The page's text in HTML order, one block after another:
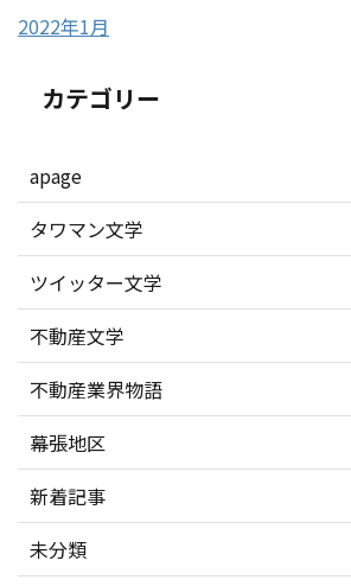
2022年1月
カテゴリー
apage
タワマン文学
ツイッター文学
不動産文学
不動産業界物語
幕張地区
新着記事
未分類